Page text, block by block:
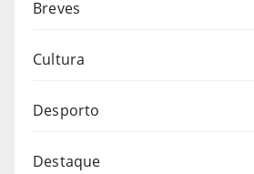
Breves
Cultura
Desporto
Destaque